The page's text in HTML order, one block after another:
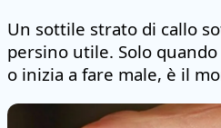
Un sottile strato di callo
persino utile. Solo
o inizia a fare male, è il